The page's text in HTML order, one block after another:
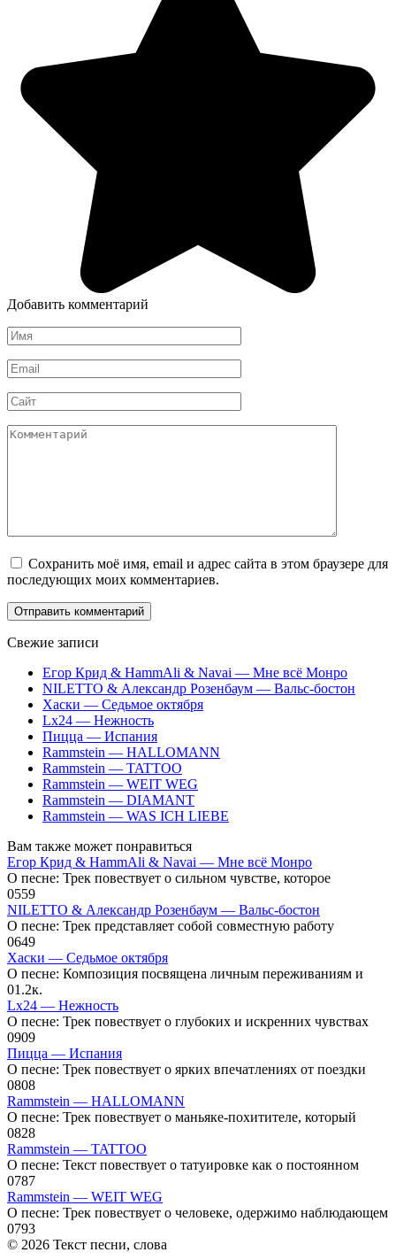
Добавить комментарий
Имя
*
Email
*
Сайт
Комментарий
Сохранить моё имя, email и адрес сайта в этом браузере для
последующих моих комментариев.
Свежие записи
Егор Крид & HammAli & Navai — Мне всё Монро
NILETTO & Александр Розенбаум — Вальс-бостон
Хаски — Седьмое октября
Lx24 — Нежность
Пицца — Испания
Rammstein — HALLOMANN
Rammstein — TATTOO
Rammstein — WEIT WEG
Rammstein — DIAMANT
Rammstein — WAS ICH LIEBE
Вам также может понравиться
Егор Крид & HammAli & Navai — Мне всё Монро
О песне: Трек повествует о сильном чувстве, которое
0559
NILETTO & Александр Розенбаум — Вальс-бостон
О песне: Трек представляет собой совместную работу
0649
Хаски — Седьмое октября
О песне: Композиция посвящена личным переживаниям и
01.2к.
Lx24 — Нежность
О песне: Трек повествует о глубоких и искренних чувствах
0909
Пицца — Испания
О песне: Трек повествует о ярких впечатлениях от поездки
0808
Rammstein — HALLOMANN
О песне: Трек повествует о маньяке-похитителе, который
0828
Rammstein — TATTOO
О песне: Текст повествует о татуировке как о постоянном
0787
Rammstein — WEIT WEG
О песне: Трек повествует о человеке, одержимо наблюдающем
0793
© 2026 Текст песни, слова